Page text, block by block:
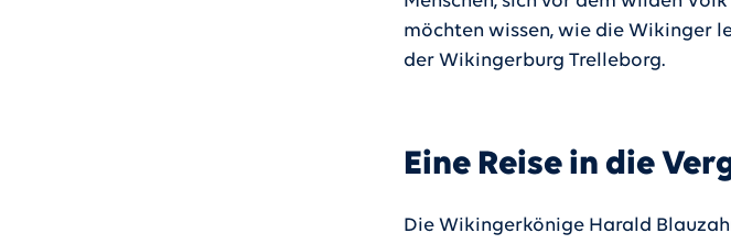
möchten wissen, wie die Wikinger
der Wikingerburg Trelleborg.
Eine Reise in die
Die Wikingerkönige Harald